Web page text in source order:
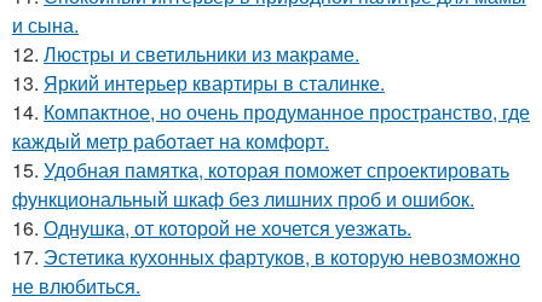
и сына.
12. Люстры и светильники из макраме.
13. Яркий интерьер квартиры в сталинке.
14. Компактное, но очень продуманное пространство, где
каждый метр работает на комфорт.
15. Удобная памятка, которая поможет спроектировать
функциональный шкаф без лишних проб и ошибок.
16. Однушка, от которой не хочется уезжать.
17. Эстетика кухонных фартуков, в которую невозможно
не влюбиться.